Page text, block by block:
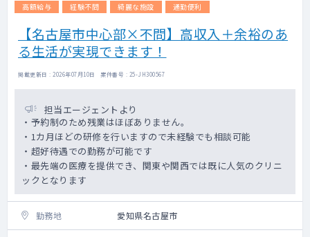
高額給与
経験不問 綺麗な施設 通勤便利
【名古屋市中心部×不問】高収入＋余裕のあ
る生活が実現できます！
掲載更新日 : 2026年07月10日 案件番号 : 25-JH300567
担当エージェントより
・予約制のため残業はほぼありません。
・1カ月ほどの研修を行いますので未経験でも相談可能
・超好待遇での勤務が可能です
・最先端の医療を提供でき、関東や関西では既に人気のクリニ
ックとなります
勤務地 愛知県名古屋市